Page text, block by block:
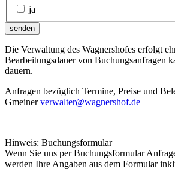
ja
senden
Die Verwaltung des Wagnershofes erfolgt
Bearbeitungsdauer von Buchungsanfragen
dauern.
Anfragen bezüglich Termine, Preise und
Gmeinerverwalter@wagnershof.de
Hinweis: Buchungsformular
Wenn Sie uns per Buchungsformular
werden Ihre Angaben aus dem Formular